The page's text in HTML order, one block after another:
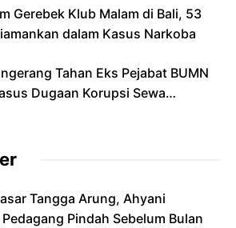
Gerebek Klub Malam di Bali, 53
dalam Kasus Narkoba
Tahan Eks Pejabat BUMN
Dugaan Korupsi Sewa
Tangga Arung, Ahyani
Pindah Sebelum Bulan